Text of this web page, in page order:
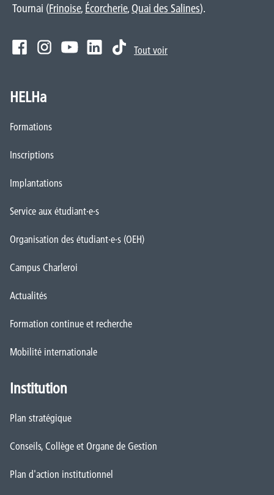
Tournai (Frinoise, Écorcherie, Quai des Salines).
Tout voir
HELHa
Formations
Inscriptions
Implantations
Service aux étudiant·e·s
Organisation des étudiant·e·s (OEH)
Campus Charleroi
Actualités
Formation continue et recherche
Mobilité internationale
Institution
Plan stratégique
Conseils, Collège et Organe de Gestion
Plan d'action institutionnel